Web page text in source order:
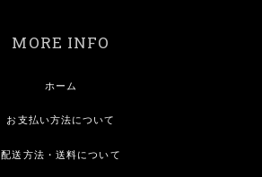
MORE INFO
ホーム
お支払い方法について
配送方法・送料について